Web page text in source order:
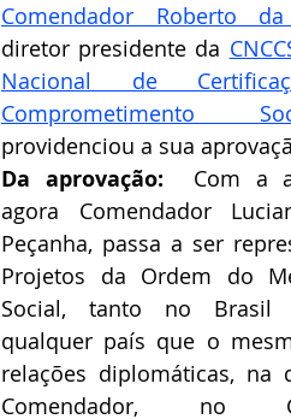
Comendador Roberto
diretor presidente da
Nacional de
Comprometimento
providenciou a sua
Da aprovação: Com a
agora Comendador
Peçanha, passa a ser
Projetos da Ordem do
Social, tanto no Brasil
qualquer país que o
relações diplomáticas, na